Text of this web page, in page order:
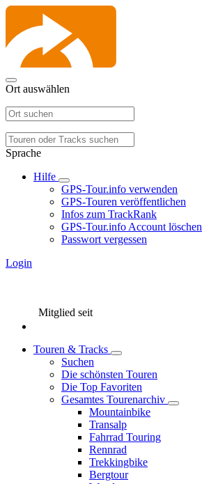
Ort auswählen
Sprache
Hilfe
GPS-Tour.info verwenden
GPS-Touren veröffentlichen
Infos zum TrackRank
GPS-Tour.info Account löschen
Passwort vergessen
Login
Mitglied seit
Touren & Tracks
Suchen
Die schönsten Touren
Die Top Favoriten
Gesamtes Tourenarchiv
Mountainbike
Transalp
Fahrrad Touring
Rennrad
Trekkingbike
Bergtour